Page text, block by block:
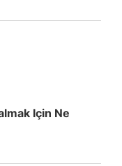
Için Ne